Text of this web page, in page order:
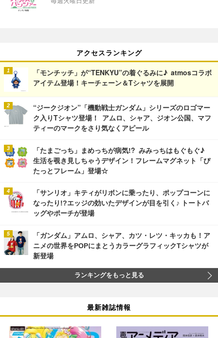
アクセスランキング
「モンチッチ」が“TENKYU”の着ぐるみに♪ atmosコラボ
アイテム登場！キーチェーン＆Tシャツを展開
“ジークジオン”「機動戦士ガンダム」シリーズのロゴマー
ク入りTシャツ登場！ アムロ、シャア、ジオン公国、マフ
ティーのマークをさり気なくアピール
「たまごっち」まめっちが病気!? みみっちはもぐもぐ♪
生活を覗き見しちゃうデザイン！フレームマグネット「ぴ
たっとフレーム」登場☆
「サンリオ」キティがリボンに乗ったり、ポップコーンに
なったり!?エッジの効いたデザインが目を引く♪ トートバ
ッグやポーチが登場
「ガンダム」アムロ、シャア、カツ・レツ・キッカも！ア
ニメの世界をPOPにまとうカラーグラフィックTシャツが
新登場
ランキングをもっと見る
最新雑誌情報